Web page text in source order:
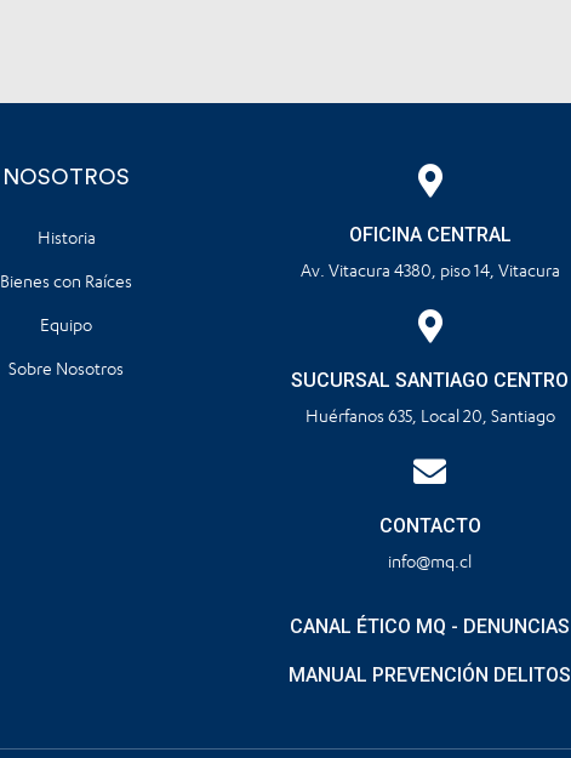
NOSOTROS
Historia
Bienes con Raíces
Equipo
Sobre Nosotros
OFICINA CENTRAL
Av. Vitacura 4380, piso 14, Vitacura
SUCURSAL SANTIAGO CENTRO
Huérfanos 635, Local 20, Santiago
CONTACTO
info@mq.cl
CANAL ÉTICO MQ - DENUNCIAS
MANUAL PREVENCIÓN DELITOS